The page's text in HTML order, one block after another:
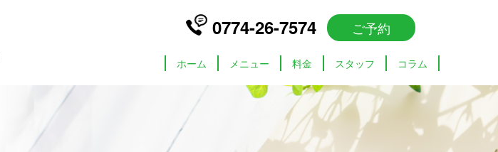
0774-26-7574 ご予約
ホーム メニュー 料金 スタッフ コラム